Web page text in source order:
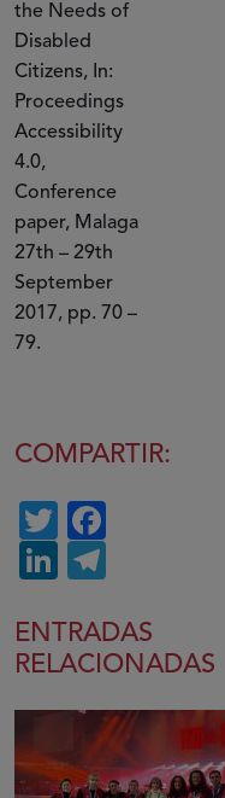
the Needs of
Disabled
Citizens, In:
Proceedings
Accessibility
4.0,
Conference
paper, Malaga
27th – 29th
September
2017, pp. 70 –
79.
COMPARTIR:
Twitter
LinkedIn
ENTRADAS
RELACIONADAS